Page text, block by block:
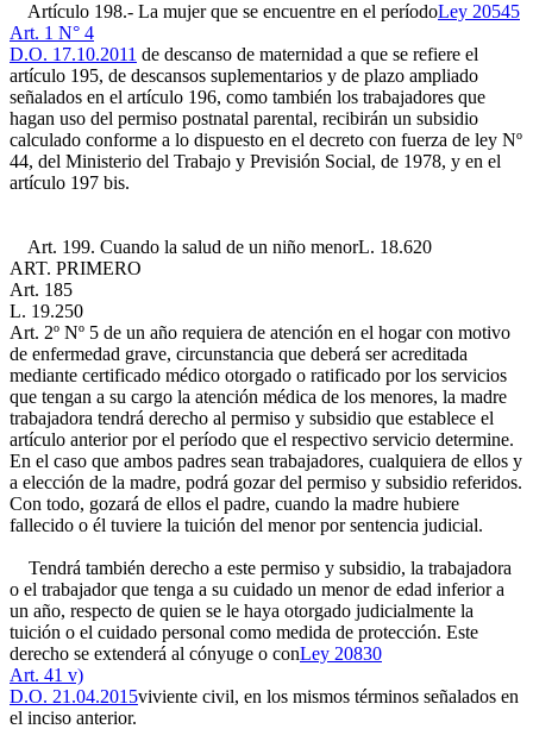
Artículo 198.- La mujer que se encuentre en el períodoLey 20545
Art. 1 N° 4
D.O. 17.10.2011 de descanso de maternidad a que se refiere el
artículo 195, de descansos suplementarios y de plazo ampliado
señalados en el artículo 196, como también los trabajadores que
hagan uso del permiso postnatal parental, recibirán un subsidio
calculado conforme a lo dispuesto en el decreto con fuerza de ley Nº
44, del Ministerio del Trabajo y Previsión Social, de 1978, y en el
artículo 197 bis.
Art. 199. Cuando la salud de un niño menorL. 18.620
ART. PRIMERO
Art. 185
L. 19.250
Art. 2º Nº 5 de un año requiera de atención en el hogar con motivo
de enfermedad grave, circunstancia que deberá ser acreditada
mediante certificado médico otorgado o ratificado por los servicios
que tengan a su cargo la atención médica de los menores, la madre
trabajadora tendrá derecho al permiso y subsidio que establece el
artículo anterior por el período que el respectivo servicio determine.
En el caso que ambos padres sean trabajadores, cualquiera de ellos y
a elección de la madre, podrá gozar del permiso y subsidio referidos.
Con todo, gozará de ellos el padre, cuando la madre hubiere
fallecido o él tuviere la tuición del menor por sentencia judicial.
Tendrá también derecho a este permiso y subsidio, la trabajadora
o el trabajador que tenga a su cuidado un menor de edad inferior a
un año, respecto de quien se le haya otorgado judicialmente la
tuición o el cuidado personal como medida de protección. Este
derecho se extenderá al cónyuge o conLey 20830
Art. 41 v)
D.O. 21.04.2015viviente civil, en los mismos términos señalados en
el inciso anterior.